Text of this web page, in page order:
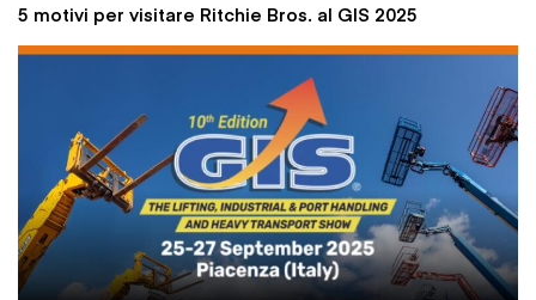
5 motivi per visitare Ritchie Bros. al GIS 2025